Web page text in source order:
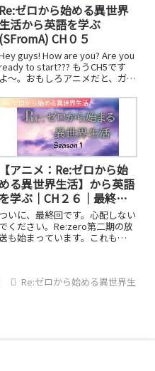
Re:ゼロから始める異世界
生活から英語を学ぶ
(SFromA) CH０５
guys! How are you? Are you
to start??? もうCH5です
よ〜。おもしろアニメだと、ガン
Re:ゼロから始める異世界生活
【アニメ：Re:ゼロから始
める異世界生活】から英語
を学ぶ｜CH２６｜最終回
『俺は、君をそうやって、
俺の特別扱いしたいん
。』
ついに、最終回です。心配しない
でください。Re:zero第二期の放
も始まっています。これも
Re:ゼロから始める異世界生